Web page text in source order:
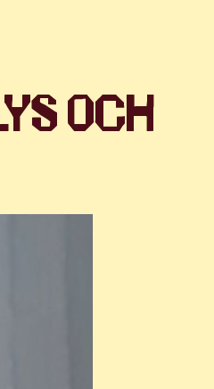
OCH